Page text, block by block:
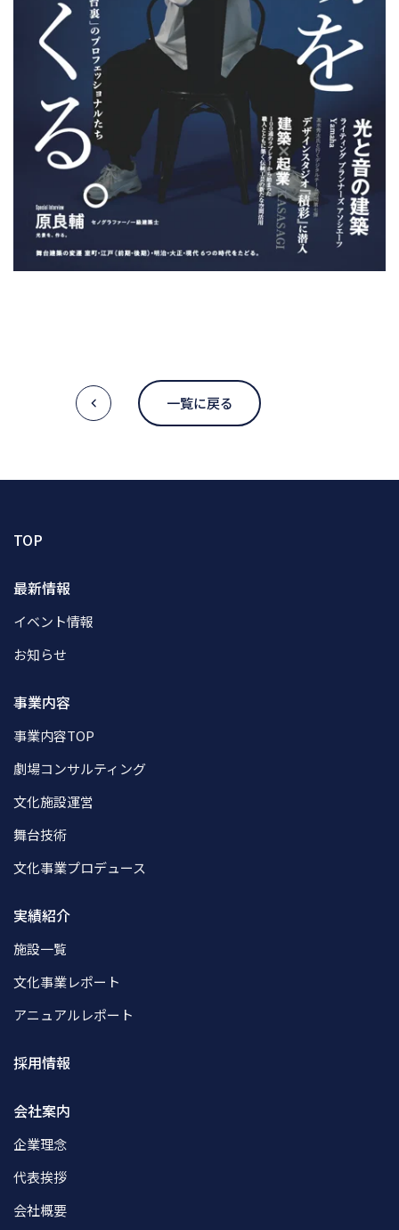
一覧に戻る
TOP
最新情報
イベント情報
お知らせ
事業内容
事業内容TOP
劇場コンサルティング
文化施設運営
舞台技術
文化事業プロデュース
実績紹介
施設一覧
文化事業レポート
アニュアルレポート
採用情報
会社案内
企業理念
代表挨拶
会社概要